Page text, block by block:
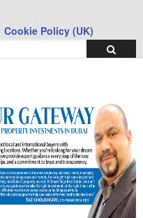
Cookie Policy (UK)